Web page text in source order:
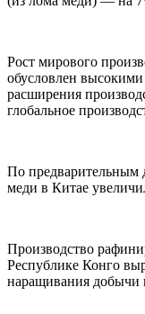
Рост мирового
обусловлен
расширения
глобальное
По предварительным
меди в Китае
Производство
Республике Конго
наращивания добычи